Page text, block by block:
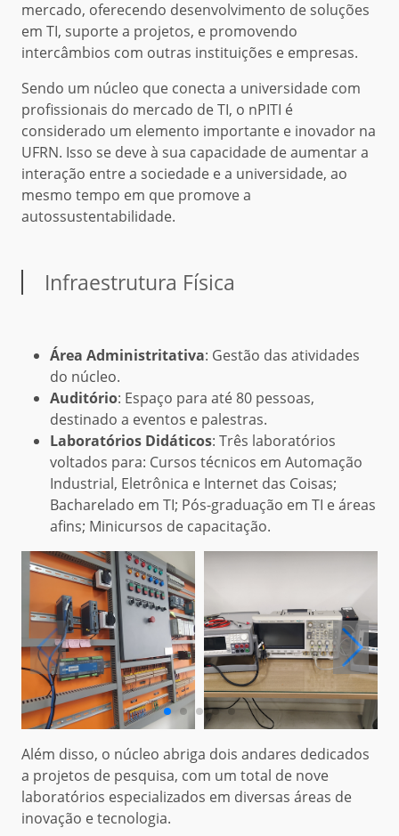
mercado, oferecendo desenvolvimento de soluções
em TI, suporte a projetos, e promovendo
intercâmbios com outras instituições e empresas.
Sendo um núcleo que conecta a universidade com
profissionais do mercado de TI, o nPITI é
considerado um elemento importante e inovador na
UFRN. Isso se deve à sua capacidade de aumentar a
interação entre a sociedade e a universidade, ao
mesmo tempo em que promove a
autossustentabilidade.
Infraestrutura Física
Área Administritativa: Gestão das atividades
do núcleo.
Auditório: Espaço para até 80 pessoas,
destinado a eventos e palestras.
Laboratórios Didáticos: Três laboratórios
voltados para: Cursos técnicos em Automação
Industrial, Eletrônica e Internet das Coisas;
Bacharelado em TI; Pós-graduação em TI e áreas
afins; Minicursos de capacitação.
Além disso, o núcleo abriga dois andares dedicados
a projetos de pesquisa, com um total de nove
laboratórios especializados em diversas áreas de
inovação e tecnologia.